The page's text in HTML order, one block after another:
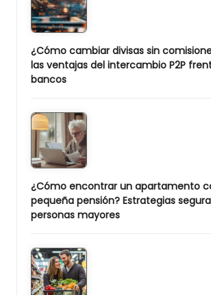
¿Cómo cambiar divisas sin
las ventajas del intercambio P2P
bancos
¿Cómo encontrar un apartamento
pequeña pensión? Estrategias
personas mayores